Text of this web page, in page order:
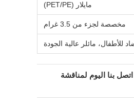
مايلار (PET/PE)
مخصصة لجزء من 3.5 غرام
مائلر عالية الجودة
الخاصة. اتصل بنا اليوم لمناقشة